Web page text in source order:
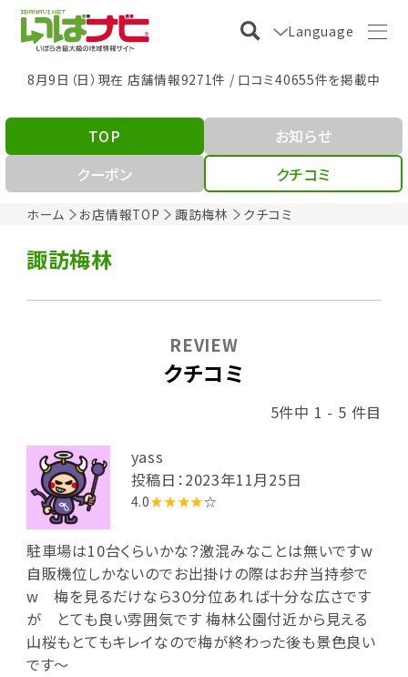
Language
8月9日（日）現在 店舗情報9271件 / 口コミ40655件を掲載中
ホーム お店情報TOP 諏訪梅林 クチコミ
TOP
お知らせ
クーポン
クチコミ
諏訪梅林
クチコミ
REVIEW
5件中 1 - 5 件目
yass
投稿日：2023年11月25日
4.0★★★★☆
駐車場は10台くらいかな？激混みなことは無いですw
自販機位しかないのでお出掛けの際はお弁当持参で
w 梅を見るだけなら3０分位あれば十分な広さです
が とても良い雰囲気です 梅林公園付近から見える
山桜もとてもキレイなので梅が終わった後も景色良い
です～